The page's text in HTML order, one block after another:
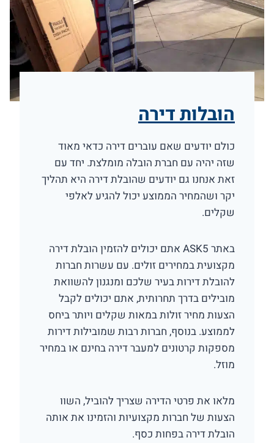
הובלות דירה
כולם יודעים שאם עוברים דירה כדאי מאוד
שזה יהיה עם חברת הובלה מומלצת. יחד עם
זאת אנחנו גם יודעים שהובלת דירה היא תהליך
יקר ושהמחיר הממוצע יכול להגיע לאלפי
שקלים.
באתר ASK5 אתם יכולים להזמין הובלת דירה
מקצועית במחירים זולים. עם עשרות חברות
להובלת דירות בעיר שלכם ומנגנון להשוואת
מובילים בדרך תחרותית, אתם יכולים לקבל
הצעות מחיר זולות במאות שקלים ויותר ביחס
לממוצע. בנוסף, חברות רבות שמובילות דירות
מספקות קרטונים למעבר דירה בחינם או במחיר
מוזל.
מלאו את פרטי הדירה שצריך להוביל, השוו
הצעות של חברות מקצועיות והזמינו את אותה
הובלת דירה בפחות כסף.